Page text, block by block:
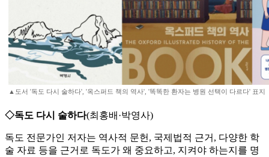
▲도서 '독도 다시 술하다', '옥스퍼드 책의 역사', '똑똑한 환자는 병원 선택이 다르다' 표지
◇독도 다시 술하다(최홍배·박영사)
독도 전문가인 저자는 역사적 문헌, 국제법적 근거, 다양한 학
술 자료 등을 근거로 독도가 왜 중요하고, 지켜야 하는지를 명